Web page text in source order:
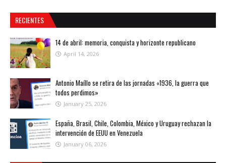
RECIENTES
14 de abril: memoria, conquista y horizonte republicano
April 14, 2026
Antonio Maíllo se retira de las jornadas «1936, la guerra que
todos perdimos»
January 25, 2026
España, Brasil, Chile, Colombia, México y Uruguay rechazan la
intervención de EEUU en Venezuela
January 06, 2026